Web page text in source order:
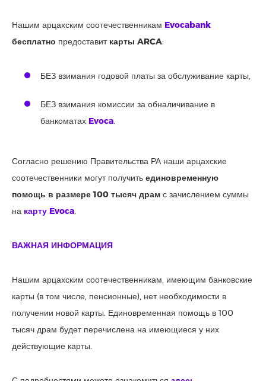
Нашим арцахским соотечественникам Evocabank
бесплатно предоставит карты ARCA:
БЕЗ взимания годовой платы за обслуживание карты,
БЕЗ взимания комиссии за обналичивание в
банкоматах Evoca.
Согласно решению Правительства РА наши арцахские
соотечественники могут получить единовременную
помощь в размере 100 тысяч драм с зачислением суммы
на карту Evoca.
ВАЖНАЯ ИНФОРМАЦИЯ
Нашим арцахским соотечественникам, имеющим банковские
карты (в том числе, пенсионные), нет необходимости в
получении новой карты. Единовременная помощь в 100
тысяч драм будет перечислена на имеющиеся у них
действующие карты.